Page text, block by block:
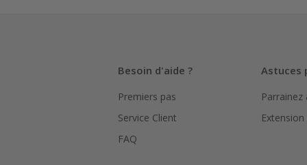
le suivi
Pour
bouton
Assurez-
Besoin d'aide ?
Premiers pas
Service Client
FAQ
Astuces